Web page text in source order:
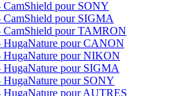
CamShield pour SONY
CamShield pour SIGMA
CamShield pour TAMRON
HugaNature pour CANON
HugaNature pour NIKON
HugaNature pour SIGMA
HugaNature pour SONY
HugaNature pour AUTRES